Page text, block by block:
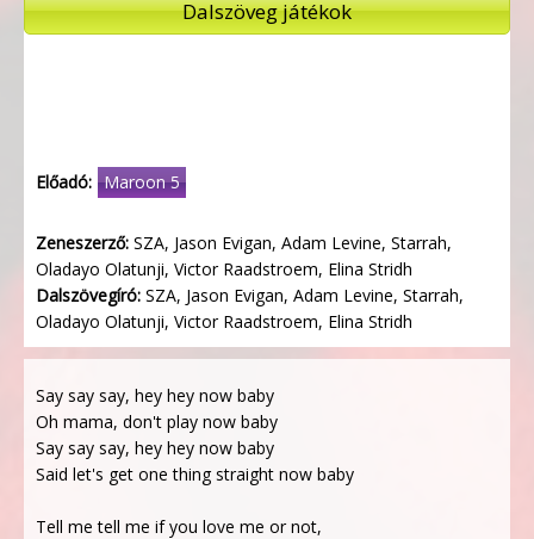
Dalszöveg játékok
Előadó: Maroon 5
Zeneszerző: SZA, Jason Evigan, Adam Levine, Starrah,
Oladayo Olatunji, Victor Raadstroem, Elina Stridh
Dalszövegíró: SZA, Jason Evigan, Adam Levine, Starrah,
Oladayo Olatunji, Victor Raadstroem, Elina Stridh
Say say say, hey hey now baby
Oh mama, don't play now baby
Say say say, hey hey now baby
Said let's get one thing straight now baby
Tell me tell me if you love me or not,